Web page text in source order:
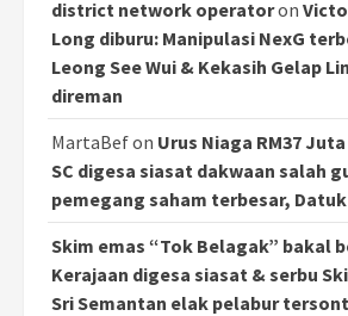
district network operatoron
Long diburu: Manipulasi NexG
Leong See Wui & Kekasih Gelap
direman
MartaBefon Urus Niaga RM37 Juta
SC digesa siasat dakwaan salah
pemegang saham terbesar, Datuk
Skim emas “Tok Belagak” bakal
Kerajaan digesa siasat & serbu
Sri Semantan elak pelabur